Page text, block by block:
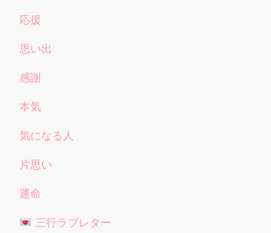
応援
思い出
感謝
本気
気になる人
片思い
運命
三行ラブレター